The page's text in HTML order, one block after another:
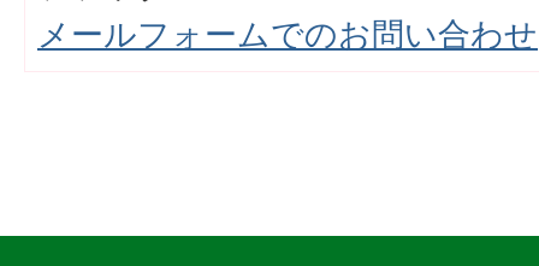
メールフォームでのお問い合わせ